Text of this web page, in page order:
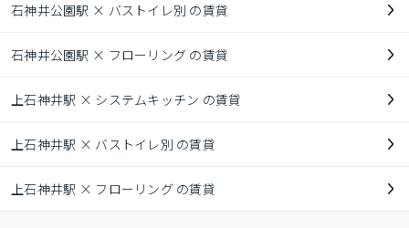
石神井公園駅 × バストイレ別 の賃貸
石神井公園駅 × フローリング の賃貸
上石神井駅 × システムキッチン の賃貸
上石神井駅 × バストイレ別 の賃貸
上石神井駅 × フローリング の賃貸